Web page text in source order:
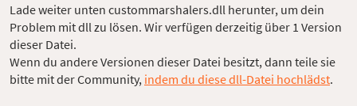
Lade weiter unten custommarshalers.dll herunter, um dein
Problem mit dll zu lösen. Wir verfügen derzeitig über 1 Version
dieser Datei.
Wenn du andere Versionen dieser Datei besitzt, dann teile sie
bitte mit der Community, indem du diese dll-Datei hochlädst.